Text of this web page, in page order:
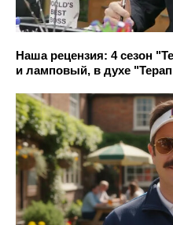
Наша рецензия: 4 сезон
и ламповый, в духе